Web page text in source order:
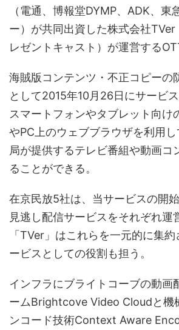
（電通、博報堂DYMP、ADK、東
ー）が共同出資した株式会社
レゼントキャスト）が運営する
海賊版コンテンツ・不正コピーの
として2015年10月26日にサービス
スマートフォンやタブレット向け
やPC上のウェブブラウザを利用
局が提供するテレビ番組や動画コ
ることができる。
在京民放5社は、当サービスの開
見逃し配信サービスをそれぞれ運
「TVer」はこれらを一元的に集
ービスとしての役割も担う。
インフラにブライトコーブの動画
ームBrightcove Video Cloudと機
ンコード技術Context Aware